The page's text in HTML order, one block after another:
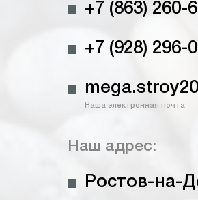
+7 (863) 260-
+7 (928) 296-
Наша электронная почта
Наш адрес:
Ростов-на-